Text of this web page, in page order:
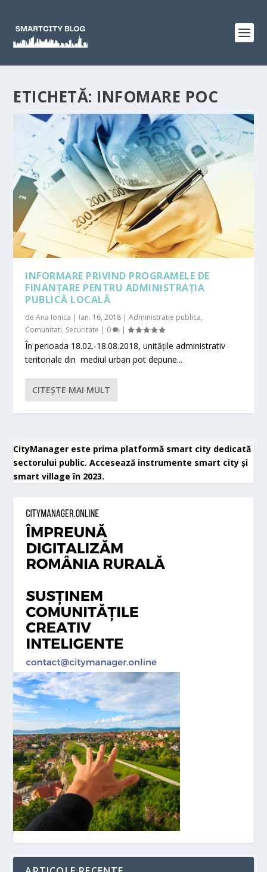
ETICHETĂ: INFOMARE POC
INFORMARE PRIVIND PROGRAMELE DE
FINANȚARE PENTRU ADMINISTRAȚIA
PUBLICĂ LOCALĂ
deAna Ionica | ian. 16, 2018 |Administratie publica,
Comunitati, Securitate | 0 |
În perioada 18.02.-18.08.2018, unitățile administrativ
teritoriale din mediul urban pot depune...
CITEŞTE MAI MULT
CityManager este prima platformă smart city dedicată
sectorului public. Accesează instrumente smart city și
smart village în 2023.